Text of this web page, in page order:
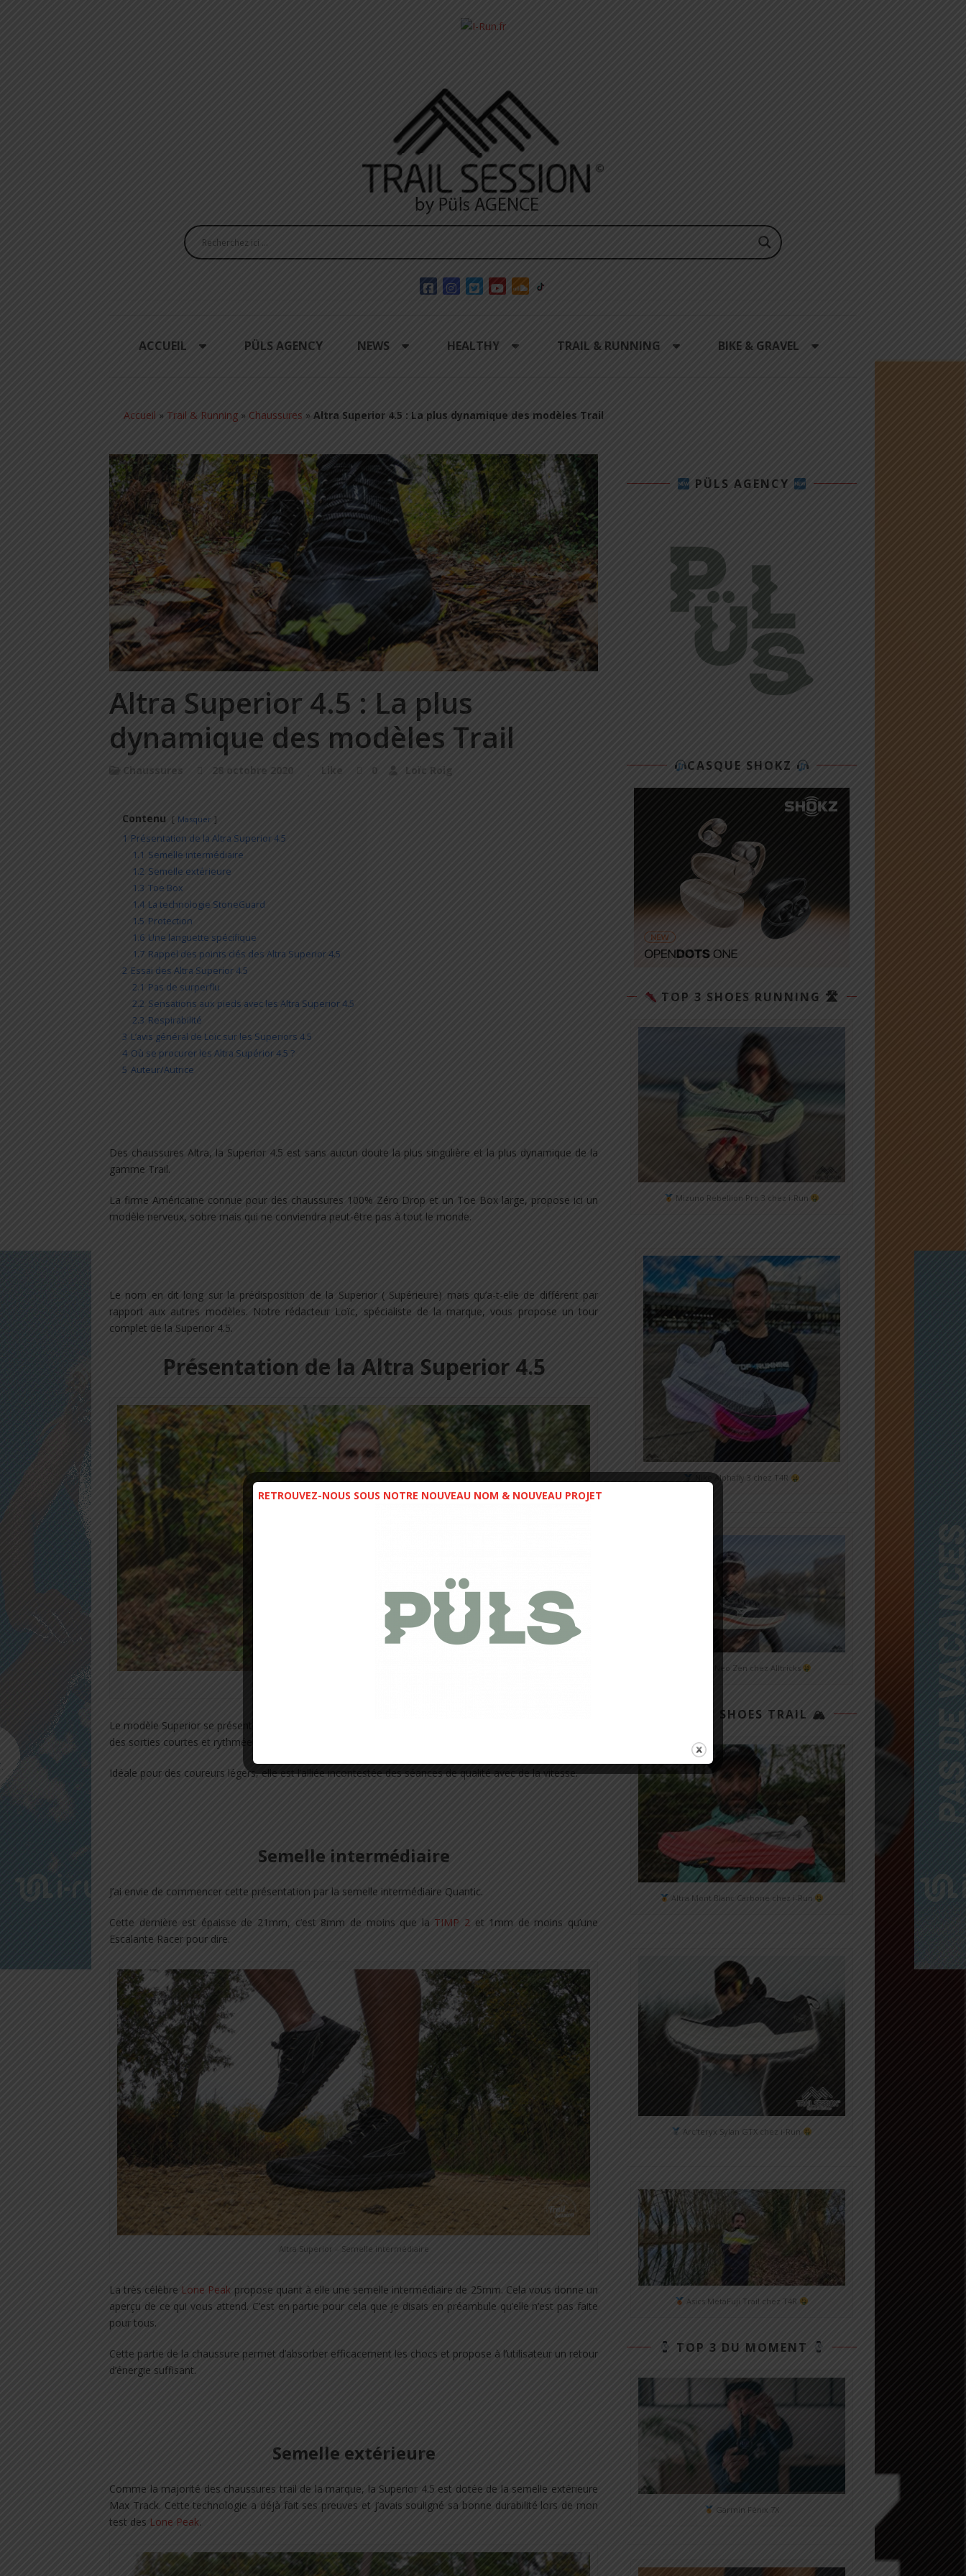
ACCUEIL PÜLS AGENCY NEWS HEALTHY TRAIL & RUNNING BIKE & GRAVEL
Accueil » Trail & Running » Chaussures » Altra Superior 4.5 : La plus dynamique des modèles Trail
Altra Superior 4.5 : La plus
dynamique des modèles Trail
Chaussures 28 octobre 2020 Like 0 Loïc Roig
Contenu Masquer
1 Présentation de la Altra Superior 4.5
1.1 Semelle intermédiaire
1.2 Semelle extérieure
1.3 Toe Box
1.4 La technologie StoneGuard
1.5 Protection
1.6 Une languette spécifique
1.7 Rappel des points clés des Altra Superior 4.5
2 Essai des Altra Superior 4.5
2.1 Pas de surperflu
2.2 Sensations aux pieds avec les Altra Superior 4.5
2.3 Respirabilité
3 L’avis général de Loïc sur les Superiors 4.5
4 Où se procurer les Altra Supérior 4.5 ?
5 Auteur/Autrice
Des chaussures Altra, la Superior 4.5 est sans aucun doute la plus singulière et la plus dynamique de la
gamme Trail.
La firme Américaine connue pour des chaussures 100% Zéro Drop et un Toe Box large, propose ici un
modèle nerveux, sobre mais qui ne conviendra peut-être pas à tout le monde.
Le nom en dit long sur la prédisposition de la Superior ( Supérieure) mais qu’a-t-elle de différent par
rapport aux autres modèles. Notre rédacteur Loïc, spécialiste de la marque, vous propose un tour
complet de la Superior 4.5.
Présentation de la Altra Superior 4.5
Le modèle Superior se présente comme un modèle léger et dynamique. Il se destine principalement pour
des sorties courtes et rythmées tout en offrant au coureur une expérience de course agréable.
Idéale pour des coureurs légers, elle est l’alliée incontestée des séances de qualité avec de la vitesse.
Semelle intermédiaire
J’ai envie de commencer cette présentation par la semelle intermédiaire Quantic.
Cette dernière est épaisse de 21mm, c’est 8mm de moins que la TIMP 2et 1mm de moins qu’une
Escalante Racer pour dire.
Altra Superior – Semelle intermédiaire
La très célèbre Lone Peak propose quant à elle une semelle intermédiaire de 25mm. Cela vous donne un
aperçu de ce qui vous attend. C’est en partie pour cela que je disais en préambule qu’elle n’est pas faite
pour tous.
Cette partie de la chaussure permet d’absorber efficacement les chocs et propose à l’utilisateur un retour
d’énergie suffisant.
Semelle extérieure
Comme la majorité des chaussures trail de la marque, la Superior 4.5 est dotée de la semelle extérieure
Max Track. Cette technologie a déjà fait ses preuves et j’avais souligné sa bonne durabilité lors de mon
test des Lone Peak.
PÜLS AGENCY
CASQUE SHOKZ
TOP 3 SHOES RUNNING 🛣
Mizuno Rebellion Pro 3 chez i-Run
Nike Alphafly 3 chez T4R
Mizuno Neo Zen chez Alltricks
TOP 3 SHOES TRAIL 🏔
Altra Mont Blanc Carbone chez i-Run
Arc'teryx Sylan GTX chez i-Run
Asics MetaFuji Trail chez T4R
TOP 3 DU MOMENT
Garmin Fénix 7X
RETROUVEZ-NOUS SOUS NOTRE NOUVEAU NOM & NOUVEAU PROJET